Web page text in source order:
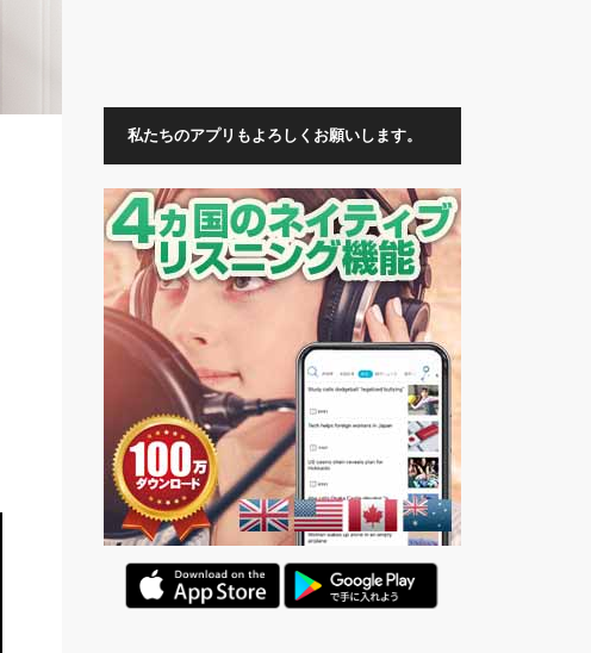
私たちのアプリもよろしくお願いします。